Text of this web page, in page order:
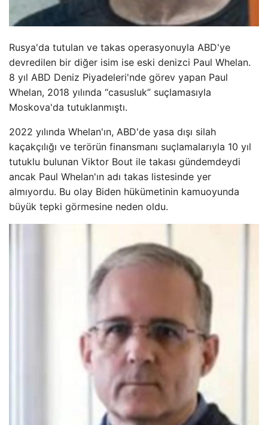
Rusya'da tutulan ve takas operasyonuyla ABD'ye
devredilen bir diğer isim ise eski denizci Paul Whelan.
8 yıl ABD Deniz Piyadeleri'nde görev yapan Paul
Whelan, 2018 yılında “casusluk” suçlamasıyla
Moskova'da tutuklanmıştı.
2022 yılında Whelan'ın, ABD'de yasa dışı silah
kaçakçılığı ve terörün finansmanı suçlamalarıyla 10 yıl
tutuklu bulunan Viktor Bout ile takası gündemdeydi
ancak Paul Whelan'ın adı takas listesinde yer
almıyordu. Bu olay Biden hükümetinin kamuoyunda
büyük tepki görmesine neden oldu.